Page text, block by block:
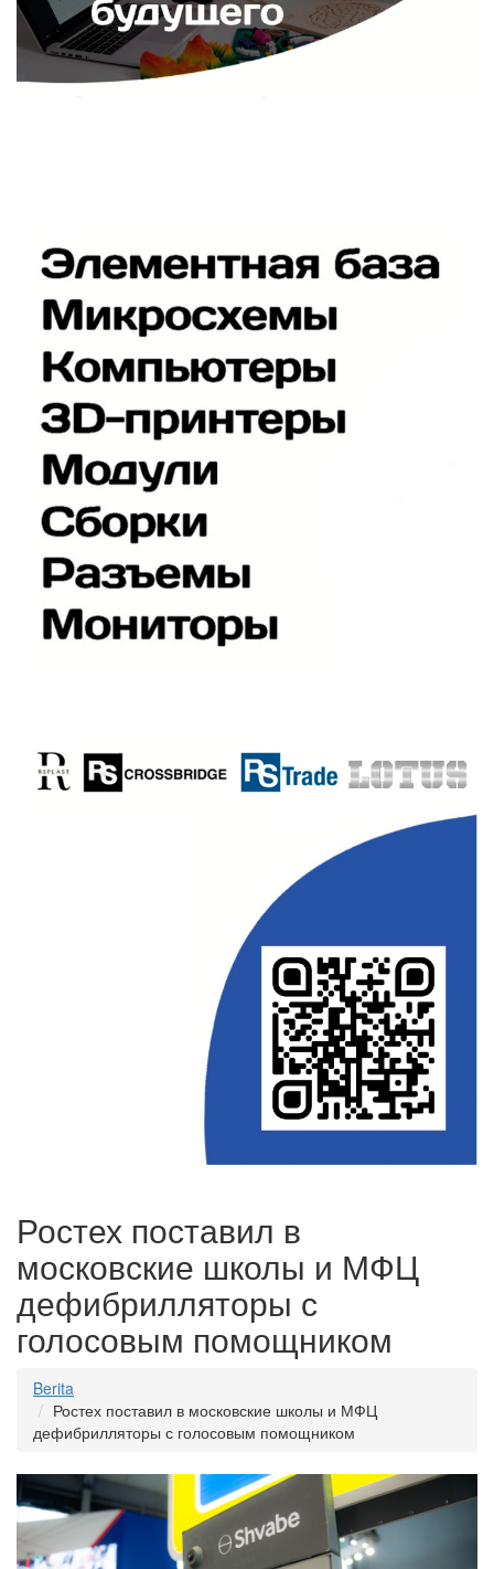
Ростех поставил в
московские школы и МФЦ
дефибрилляторы с
голосовым помощником
Berita
Ростех поставил в московские школы и МФЦ
дефибрилляторы с голосовым помощником